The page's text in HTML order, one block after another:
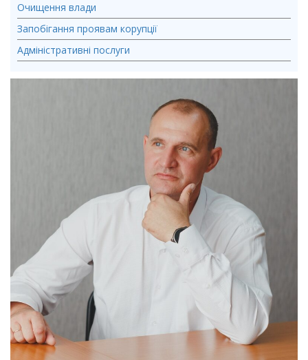
Очищення влади
Запобігання проявам корупції
Адміністративні послуги